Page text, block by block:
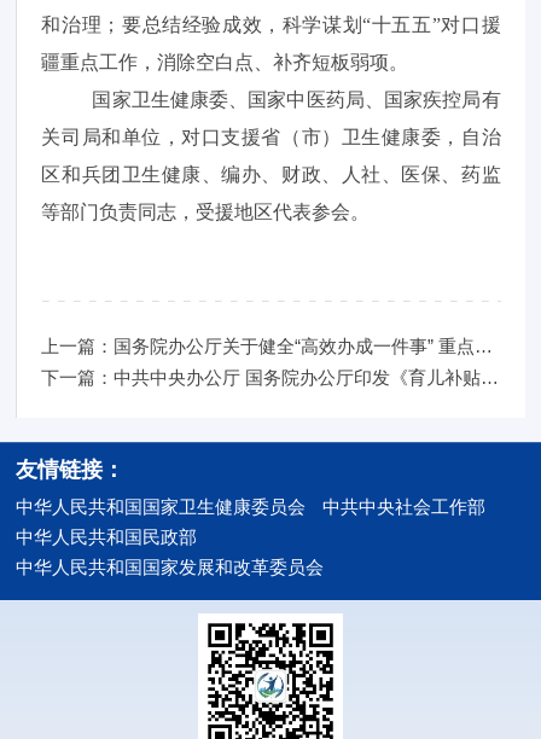
和治理；要总结经验成效，科学谋划“十五五”对口援
疆重点工作，消除空白点、补齐短板弱项。
国家卫生健康委、国家中医药局、国家疾控局有
关司局和单位，对口支援省（市）卫生健康委，自治
区和兵团卫生健康、编办、财政、人社、医保、药监
等部门负责同志，受援地区代表参会。
上一篇：国务院办公厅关于健全“高效办成一件事” 重点事项常态化推进机
下一篇：中共中央办公厅 国务院办公厅印发《育儿补贴制度实施方案》
友情链接：
中华人民共和国国家卫生健康委员会
中共中央社会工作部
中华人民共和国民政部
中华人民共和国国家发展和改革委员会